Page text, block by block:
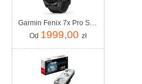
Garmin Fenix 7x Pro Solar Szaro-czarny (0100-2778-01)
Od 1999,00 zł